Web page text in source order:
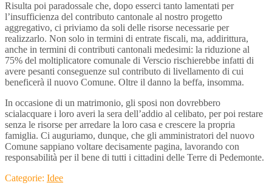
Risulta poi paradossale che, dopo esserci tanto lamentati per
l’insufficienza del contributo cantonale al nostro progetto
aggregativo, ci priviamo da soli delle risorse necessarie per
realizzarlo. Non solo in termini di entrate fiscali, ma, addirittura,
anche in termini di contributi cantonali medesimi: la riduzione al
75% del moltiplicatore comunale di Verscio rischierebbe infatti di
avere pesanti conseguenze sul contributo di livellamento di cui
beneficerà il nuovo Comune. Oltre il danno la beffa, insomma.
In occasione di un matrimonio, gli sposi non dovrebbero
scialacquare i loro averi la sera dell’addio al celibato, per poi restare
senza le risorse per arredare la loro casa e crescere la propria
famiglia. Ci auguriamo, dunque, che gli amministratori del nuovo
Comune sappiano voltare decisamente pagina, lavorando con
responsabilità per il bene di tutti i cittadini delle Terre di Pedemonte.
Categorie: Idee